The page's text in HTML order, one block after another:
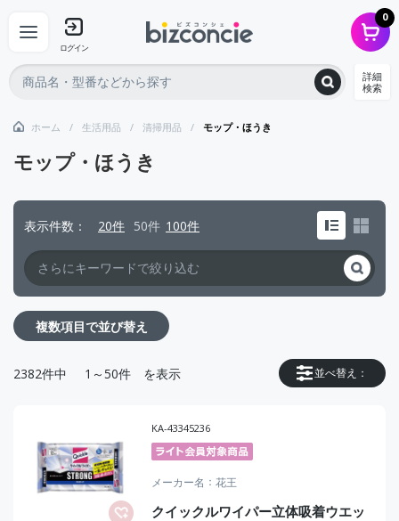
ログイン
0
詳細
検索
ホーム 生活用品 清掃用品 モップ・ほうき
モップ・ほうき
表示件数 20件 50件 100件
複数項目で並び替え
並べ替え：
2382件中 1～50件 を表示
KA-43345236
メーカー名 花王
クイックルワイパー立体吸着ウエッ